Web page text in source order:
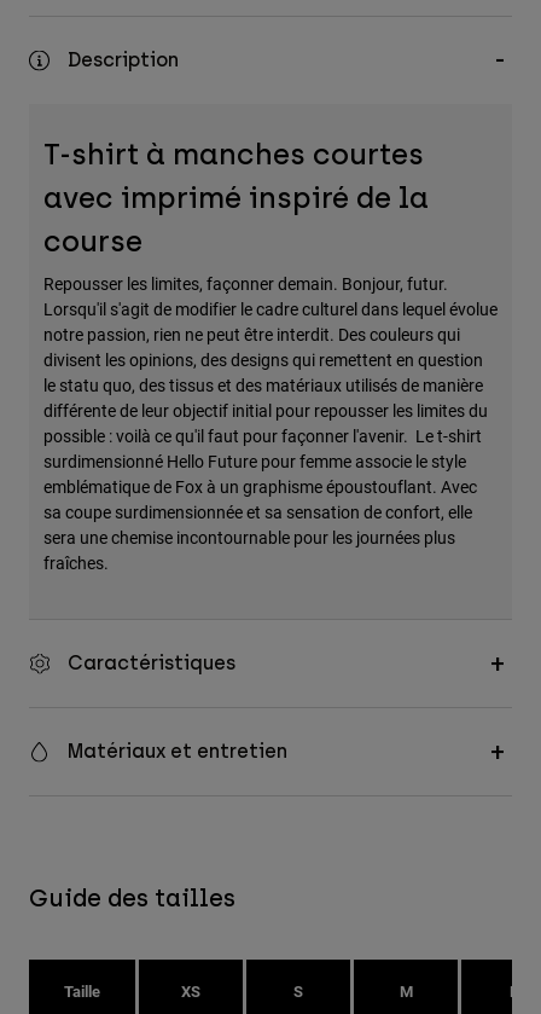
Description
T-shirt à manches courtes
avec imprimé inspiré de la
course
Repousser les limites, façonner demain. Bonjour, futur.
Lorsqu'il s'agit de modifier le cadre culturel dans lequel évolue
notre passion, rien ne peut être interdit. Des couleurs qui
divisent les opinions, des designs qui remettent en question
le statu quo, des tissus et des matériaux utilisés de manière
différente de leur objectif initial pour repousser les limites du
possible : voilà ce qu'il faut pour façonner l'avenir. Le t-shirt
surdimensionné Hello Future pour femme associe le style
emblématique de Fox à un graphisme époustouflant. Avec
sa coupe surdimensionnée et sa sensation de confort, elle
sera une chemise incontournable pour les journées plus
fraîches.
Caractéristiques
Matériaux et entretien
Guide des tailles
Taille XS S M L